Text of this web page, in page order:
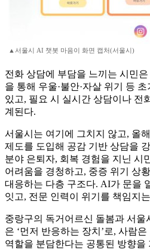
▲서울시 AI 챗봇 마음이 화면 캡처(서울시)
전화 상담에 부담을 느끼는 시민
을 통해 우울·불안·자살 위기 등
있고, 필요 시 실시간 상담이나 전
계된다.
서울시는 여기에 그치지 않고, 올
제도를 도입해 공감 기반 상담을
분야 은퇴자, 회복 경험을 지닌 시
어려움을 경청하고, 중증 위기 상
대응하는 다층 구조다. AI가 문을
잇고, 전문 인력이 위기를 책임지
중랑구의 독거어르신 돌봄과 서울
은 ‘먼저 반응하는 장치’로, 사람
역할을 분담한다는 공통된 방향